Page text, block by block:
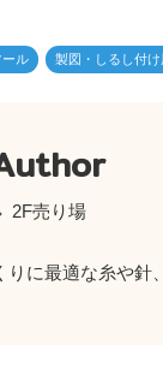
ール 製図・しるし付
2F売り場
りに最適な糸や針